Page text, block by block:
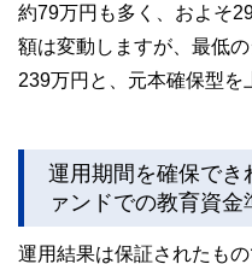
約79万円も多く、およそ
額は変動しますが、最低
239万円と、元本確保型を
運用期間を確保でき
ァンドでの教育資金
運用結果は保証されたも